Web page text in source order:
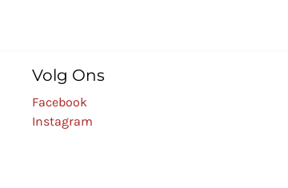
Volg Ons
Facebook
Instagram